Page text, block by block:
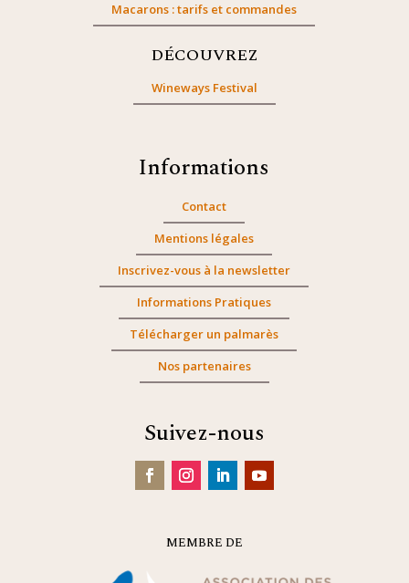
Macarons : tarifs et commandes
DÉCOUVREZ
Wineways Festival
Informations
Contact
Mentions légales
Inscrivez-vous à la newsletter
Informations Pratiques
Télécharger un palmarès
Nos partenaires
Suivez-nous
MEMBRE DE